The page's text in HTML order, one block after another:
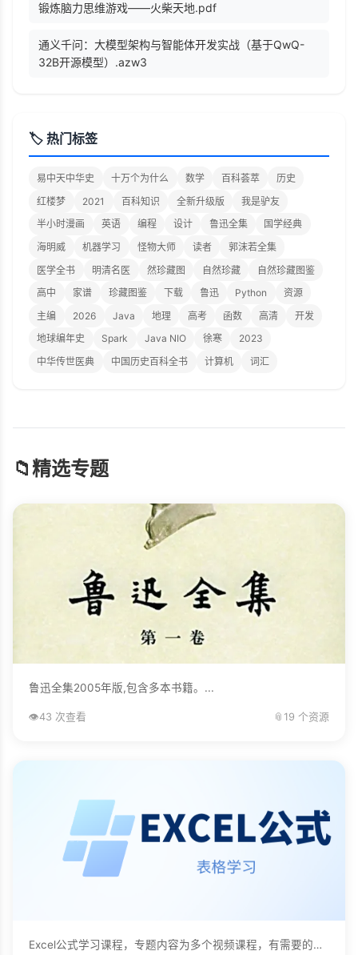
锻炼脑力思维游戏——火柴天地.pdf
通义千问：大模型架构与智能体开发实战（基于QwQ-
32B开源模型）.azw3
🏷️ 热门标签
易中天中华史 十万个为什么 数学 百科荟萃
历史
红楼梦
2021 百科知识 全新升级版
我是驴友
半小时漫画
英语 编程 设计 鲁迅全集
国学经典
海明威
机器学习 怪物大师 读者
郭沫若全集
医学全书
明清名医 然珍藏图 自然珍藏
自然珍藏图鉴
高中
家谱 珍藏图鉴 下载 鲁迅 Python
资源
主编
2026 Java 地理 高考 函数 高清
开发
地球编年史
Spark Java NIO 徐寒
2023
中华传世医典
中国历史百科全书 计算机 词汇
📁精选专题
鲁迅全集2005年版,包含多本书籍。...
👁️43 次查看 📎 19 个资源
Excel公式学习课程，专题内容为多个视频课程，有需要的自己下载学习。...